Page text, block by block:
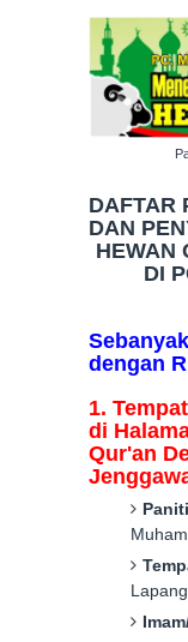
DAFTAR
DAN
HEWAN
DI
Sebanyak
dengan
1.
di
Qur'an